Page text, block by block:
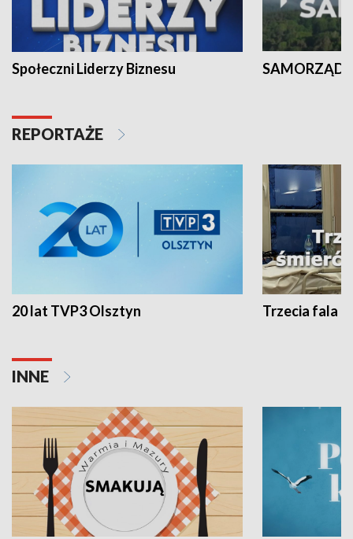
Społeczni Liderzy Biznesu SAMORZĄD
REPORTAŻE
20 lat TVP3 Olsztyn Trzecia fala -
INNE